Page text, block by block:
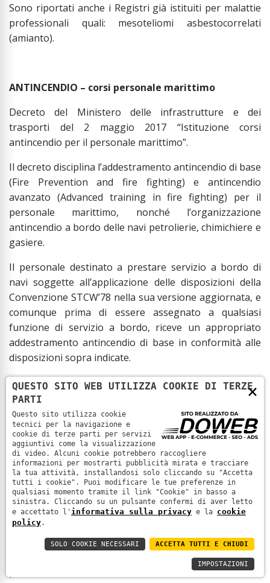
Sono riportati anche i Registri già istituiti per malattie
professionali quali: mesoteliomi asbestocorrelati
(amianto).
ANTINCENDIO – corsi personale marittimo
Decreto del Ministero delle infrastrutture e dei
trasporti del 2 maggio 2017 “Istituzione corsi
antincendio per il personale marittimo”.
Il decreto disciplina l’addestramento antincendio di base
(Fire Prevention and fire fighting) e antincendio
avanzato (Advanced training in fire fighting) per il
personale marittimo, nonché l’organizzazione
antincendio a bordo delle navi petrolierie, chimichiere e
gasiere.
Il personale destinato a prestare servizio a bordo di
navi soggette all’applicazione delle disposizioni della
Convenzione STCW’78 nella sua versione aggiornata, e
comunque prima di essere assegnato a qualsiasi
funzione di servizio a bordo, riceve un appropriato
addestramento antincendio di base in conformità alle
disposizioni sopra indicate.
Il decreto entra in vigore il 30 ottobre 2017.
PRIMO SOCCORSO – corsi personale marittimo
Decreto del Ministero delle infrastrutture e dei
trasporti del 2 maggio 2017 “Istituzione corso di
sopravvivenza e salvataggio per il personale
marittimo”.
Il decreto disciplina l’addestramento alle tecniche di
sopravvivenza e salvataggio (Personal survival
techniques) per tutte le persone impiegate o arruolate
×
QUESTO SITO WEB UTILIZZA COOKIE DI TERZE
PARTI
Questo sito utilizza cookie
tecnici per la navigazione e
cookie di terze parti per servizi
aggiuntivi come la visualizzazione
di video. Alcuni cookie potrebbero raccogliere
informazioni per mostrarti pubblicità mirata e tracciare
la tua attività, installandosi solo cliccando su "Accetta
tutti i cookie". Puoi modificare le tue preferenze in
qualsiasi momento tramite il link "Cookie" in basso a
sinistra. Cliccando su un pulsante confermi di aver letto
e accettato l' informativa sulla privacy e la cookie
policy.
ACCETTA TUTTI E CHIUDI
SOLO COOKIE NECESSARI
IMPOSTAZIONI